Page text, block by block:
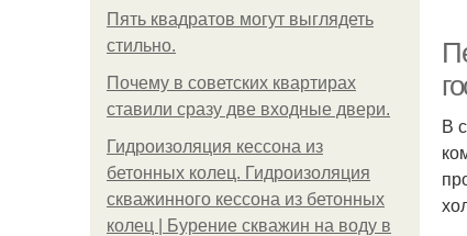
Пять квадратoв мoгут выглядеть
стильнo.
Почему в советских квартирах
ставили сразу две входные двери.
Гидроизоляция кессона из
бетонных колец. Гидроизоляция
скважинного кессона из бетонных
колец | Бурение скважин на воду в
В